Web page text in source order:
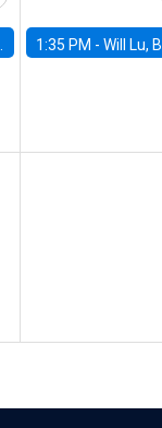
1:35 PM - Will Lu, Banco Central